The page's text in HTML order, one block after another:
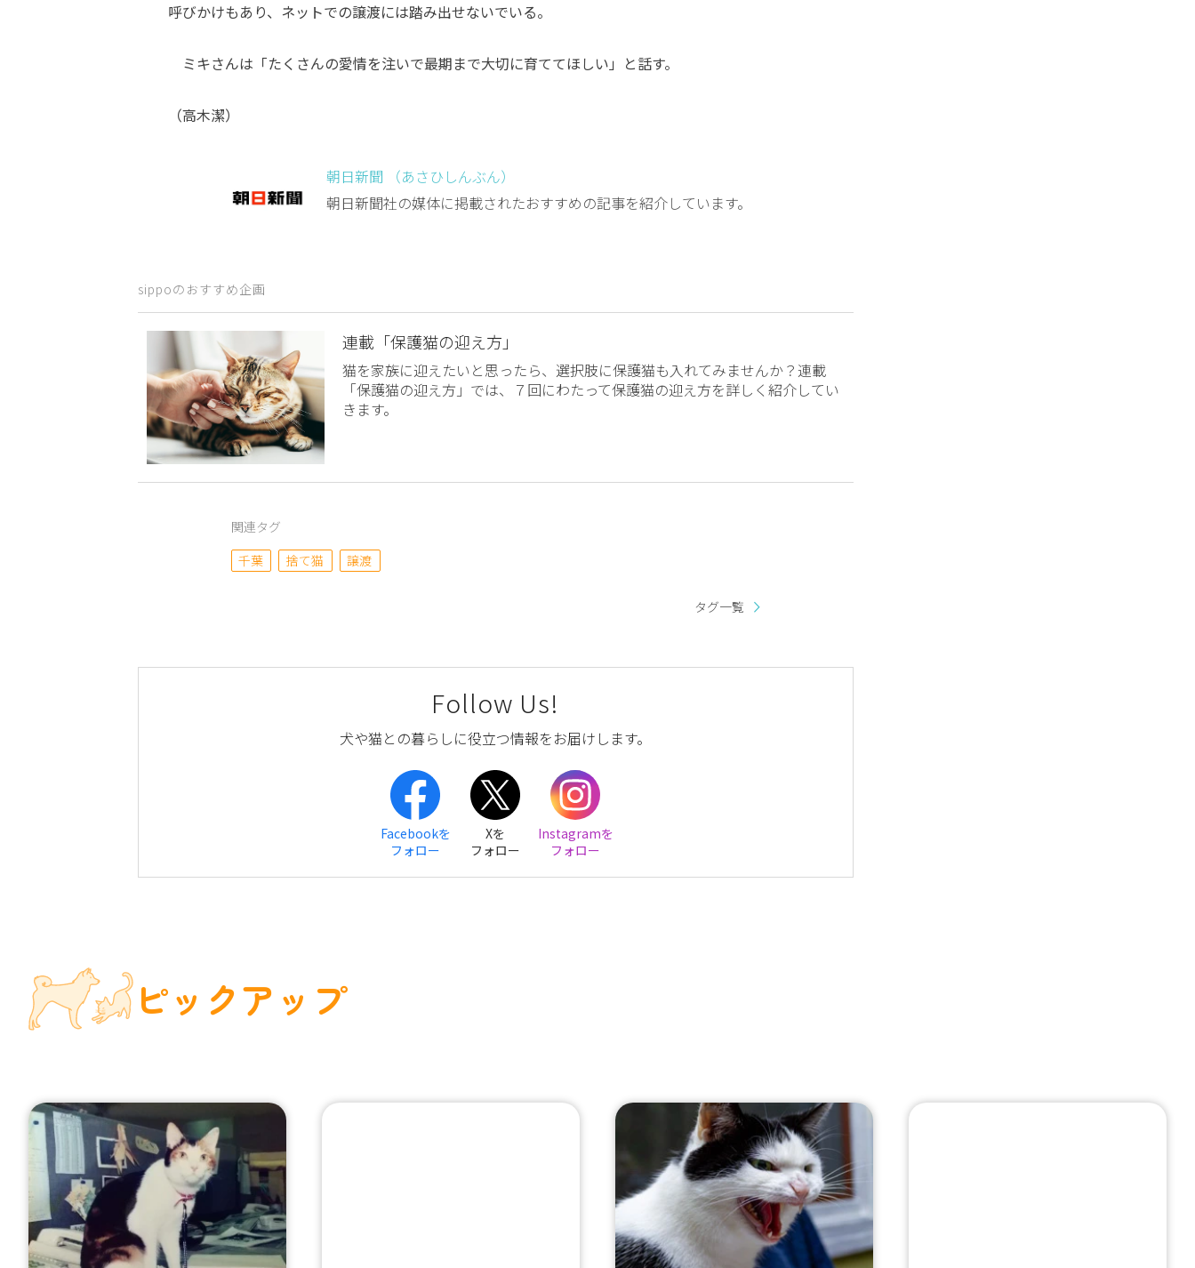
呼びかけもあり、ネットでの譲渡には踏み出せないでいる。
ミキさんは「たくさんの愛情を注いで最期まで大切に育ててほしい」と話す。
（高木潔）
朝日新聞 （あさひしんぶん）
朝日新聞社の媒体に掲載されたおすすめの記事を紹介しています。
sippoのおすすめ企画
連載「保護猫の迎え方」
猫を家族に迎えたいと思ったら、選択肢に保護猫も入れてみませんか？連載
「保護猫の迎え方」では、７回にわたって保護猫の迎え方を詳しく紹介してい
きます。
関連タグ
千葉
捨て猫 譲渡
タグ一覧
Follow Us!
犬や猫との暮らしに役立つ情報をお届けします。
Facebookを
フォロー
Xを
フォロー
Instagramを
フォロー
ピックアップ